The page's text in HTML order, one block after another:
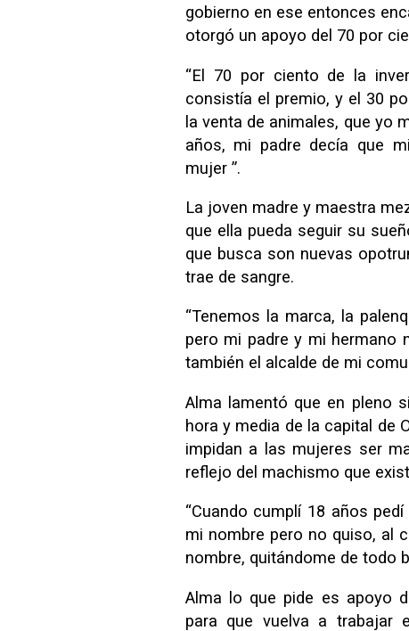
gobierno en ese entonces
otorgó un apoyo del 70 por
“El 70 por ciento de la
consistía el premio, y el 30
la venta de animales, que yo
años, mi padre decía que
mujer ”.
La joven madre y maestra
que ella pueda seguir su
que busca son nuevas
trae de sangre.
“Tenemos la marca, la
pero mi padre y mi hermano
también el alcalde de mi
Alma lamentó que en pleno
hora y media de la capital de
impidan a las mujeres ser
reflejo del machismo que
“Cuando cumplí 18 años
mi nombre pero no quiso, al
nombre, quitándome de todo
Alma lo que pide es apoyo
para que vuelva a trabajar